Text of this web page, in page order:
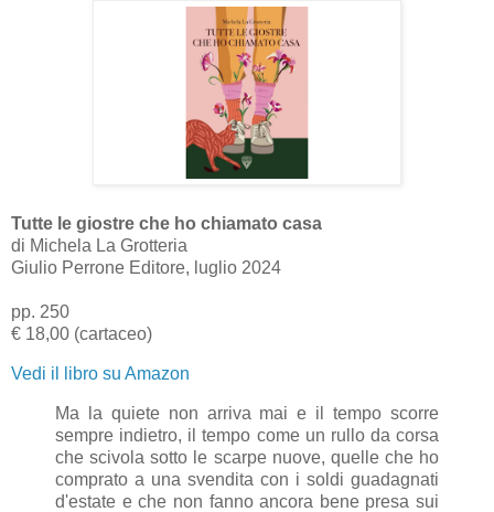
Tutte le giostre che ho chiamato casa
di Michela La Grotteria
Giulio Perrone Editore, luglio 2024
pp. 250
€ 18,00 (cartaceo)
Vedi il libro su Amazon
Ma la quiete non arriva mai e il tempo scorre
sempre indietro, il tempo come un rullo da corsa
che scivola sotto le scarpe nuove, quelle che ho
comprato a una svendita con i soldi guadagnati
d'estate e che non fanno ancora bene presa sui